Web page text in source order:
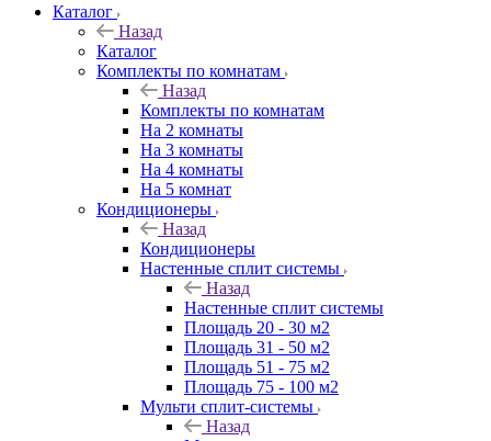
Каталог
Назад
Каталог
Комплекты по комнатам
Назад
Комплекты по комнатам
На 2 комнаты
На 3 комнаты
На 4 комнаты
На 5 комнат
Кондиционеры
Назад
Кондиционеры
Настенные сплит системы
Назад
Настенные сплит системы
Площадь 20 - 30 м2
Площадь 31 - 50 м2
Площадь 51 - 75 м2
Площадь 75 - 100 м2
Мульти сплит-системы
Назад